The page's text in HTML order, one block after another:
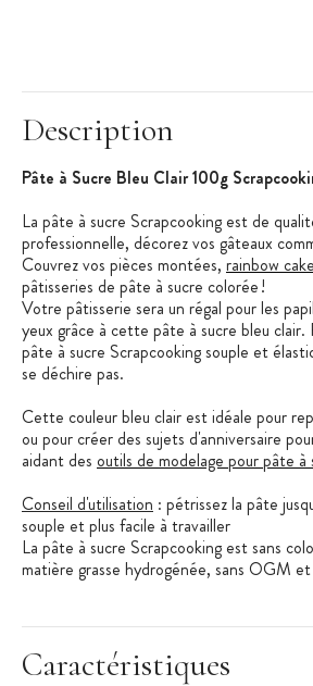
Description
Pâte à Sucre Bleu Clair 100g
La pâte à sucre Scrapcooking est de
professionnelle, décorez vos gâteaux
Couvrez vos pièces montées, rainbow cake
pâtisseries de pâte à sucre colorée !
Votre pâtisserie sera un régal pour les
yeux grâce à cette pâte à sucre bleu
pâte à sucre Scrapcooking souple et
se déchire pas.
Cette couleur bleu clair est idéale pour
ou pour créer des sujets d'anniversaire
aidant des outils de modelage pour pâte à
Conseil d'utilisation : pétrissez la pâte
souple et plus facile à travailler
La pâte à sucre Scrapcooking est sans
matière grasse hydrogénée, sans OGM
Pour la décoration de vos gâteaux
Couleur : Bleu Clair
Caractéristiques